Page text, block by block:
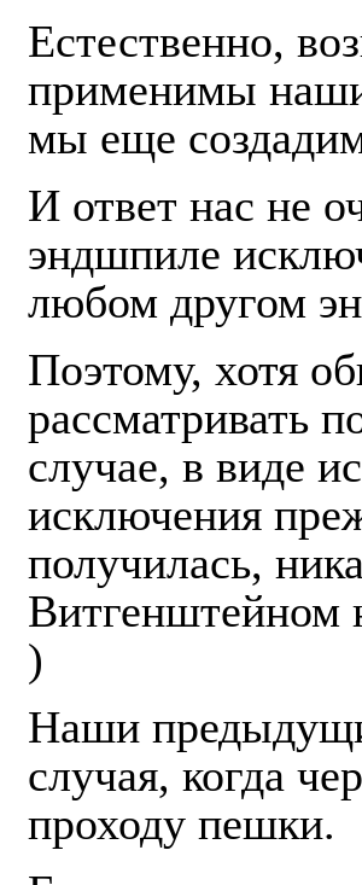
Естественно,
применимы
мы еще
И ответ нас не
эндшпиле
любом другом
Поэтому, хотя
рассматривать
случае, в виде
исключения
получилась,
Витгенштейном
)
Наши
случая, когда
проходу пешки.